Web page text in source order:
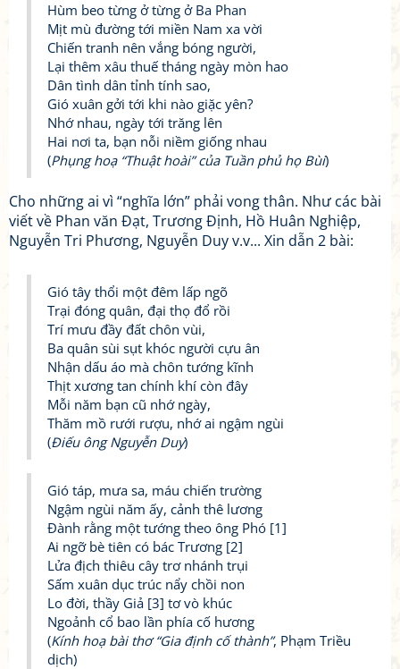
Hùm beo từng ở từng ở Ba Phan
Mịt mù đường tới miền Nam xa vời
Chiến tranh nên vắng bóng người,
Lại thêm xâu thuế tháng ngày mòn hao
Dân tình dân tỉnh tính sao,
Gió xuân gởi tới khi nào giặc yên?
Nhớ nhau, ngày tới trăng lên
Hai nơi ta, bạn nỗi niềm giống nhau
(Phụng hoạ “Thuật hoài” của Tuần phủ họ Bùi)
Cho những ai vì “nghĩa lớn” phải vong thân. Như các bài
viết về Phan văn Đạt, Trương Định, Hồ Huân Nghiệp,
Nguyễn Tri Phương, Nguyễn Duy v.v... Xin dẫn 2 bài:
Gió tây thổi một đêm lấp ngõ
Trại đóng quân, đại thọ đổ rồi
Trí mưu đầy đất chôn vùi,
Ba quân sùi sụt khóc người cựu ân
Nhận dấu áo mà chôn tướng kĩnh
Thịt xương tan chính khí còn đây
Mỗi năm bạn cũ nhớ ngày,
Thăm mồ rưới rượu, nhớ ai ngậm ngùi
(Điếu ông Nguyễn Duy)
Gió táp, mưa sa, máu chiến trường
Ngậm ngùi năm ấy, cảnh thê lương
Đành rằng một tướng theo ông Phó [1]
Ai ngỡ bè tiên có bác Trương [2]
Lửa địch thiêu cây trơ nhánh trụi
Sấm xuân dục trúc nẩy chồi non
Lo đời, thầy Giả [3] tơ vò khúc
Ngoảnh cổ bao lần phía cố hương
(Kính hoạ bài thơ “Gia định cố thành”, Phạm Triều
dịch)